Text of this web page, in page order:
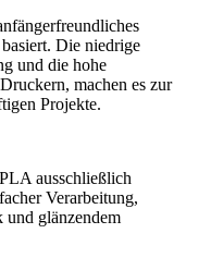
Die niedrige
und die hohe
machen es zur
Projekte.
ausschließlich
Verarbeitung,
und glänzendem